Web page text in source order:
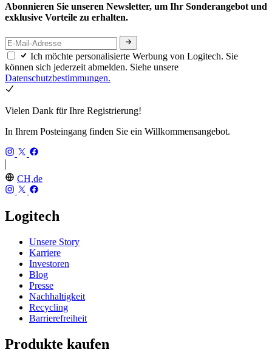
Abonnieren Sie unseren Newsletter, um Ihr Sonderangebot und
exklusive Vorteile zu erhalten.
Ich möchte personalisierte Werbung von Logitech. Sie
können sich jederzeit abmelden. Siehe unsere
Datenschutzbestimmungen.
Vielen Dank für Ihre Registrierung!
In Ihrem Posteingang finden Sie ein Willkommensangebot.
CH,de
Logitech
Unsere Story
Karriere
Investoren
Blog
Presse
Nachhaltigkeit
Recycling
Barrierefreiheit
Produkte kaufen